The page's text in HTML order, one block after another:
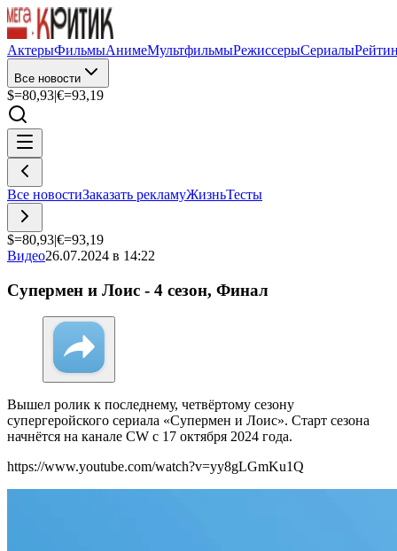
АктерыФильмыАнимеМультфильмыРежиссерыСериалы
Все новости
$=80,93|€=93,19
Все новостиЗаказать рекламуЖизньТесты
$=80,93|€=93,19
Видео26.07.2024 в 14:22
Супермен и Лоис - 4 сезон, Финал
Вышел ролик к последнему, четвёртому сезону
супергеройского сериала «Супермен и Лоис». Старт сезона
начнётся на канале CW с 17 октября 2024 года.
https://www.youtube.com/watch?v=yy8gLGmKu1Q